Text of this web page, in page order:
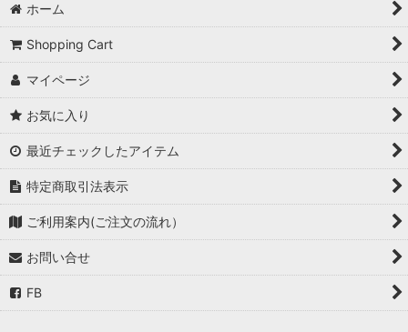
ホーム
Shopping Cart
マイページ
お気に入り
最近チェックしたアイテム
特定商取引法表示
ご利用案内(ご注文の流れ）
お問い合せ
FB